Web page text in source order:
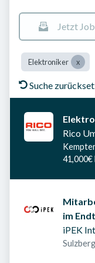
Jetzt
Elektroniker
Suche
Rico
41,000€
im
iPEK